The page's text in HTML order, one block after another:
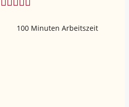
100 Minuten Arbeitszeit